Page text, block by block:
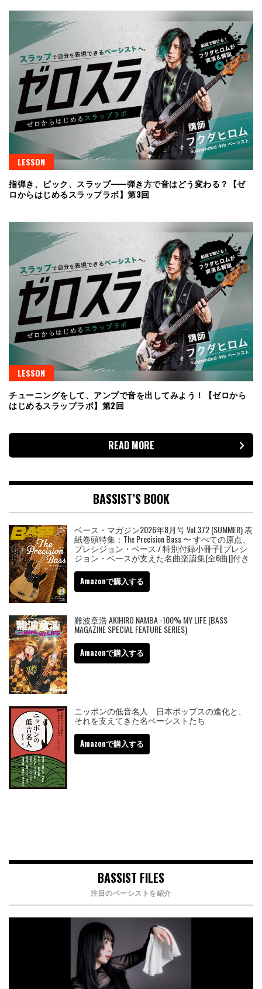
LESSON
指弾き、ピック、スラップ⸺弾き方で音はどう変わる？【ゼ
ロからはじめるスラップラボ】第3回
LESSON
チューニングをして、アンプで音を出してみよう！【ゼロから
はじめるスラップラボ】第2回
READ MORE
BASSIST’S BOOK
ベース・マガジン2026年8月号 Vol.372 (SUMMER) 表
紙巻頭特集：The Precision Bass 〜 すべての原点、
プレシジョン・ベース / 特別付録小冊子[プレシ
ジョン・ベースが支えた名曲楽譜集(全6曲)]付き
Amazonで購入する
難波章浩 AKIHIRO NAMBA -100% MY LIFE (BASS
MAGAZINE SPECIAL FEATURE SERIES)
Amazonで購入する
ニッポンの低音名人 日本ポップスの進化と、
それを支えてきた名ベーシストたち
Amazonで購入する
BASSIST FILES
注目のベーシストを紹介